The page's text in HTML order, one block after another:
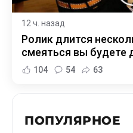
12 ч. назад
Ролик длится
смеяться вы будете
104 54 63
ПОПУЛЯРНОЕ